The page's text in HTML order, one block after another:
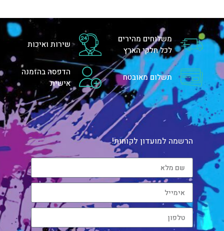
משלוחים מהירים
לכל חלקי הארץ
שירות ואיכות
תשלום מאובטח
הדפסה בהזמנה
אישית
הרשמה למועדון לקוחות!